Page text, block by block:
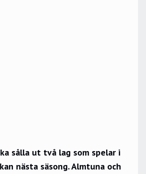
sålla ut två lag som spelar i
nästa säsong. Almtuna och